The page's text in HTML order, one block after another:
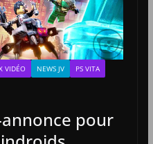
VIDÉO NEWS JV PS VITA
pour